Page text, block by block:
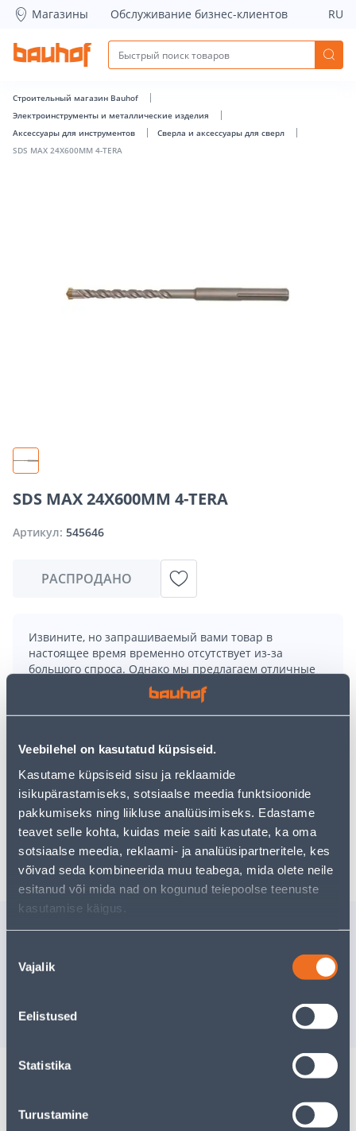
Veebilehel on kasutatud küpsiseid.
Kasutame küpsiseid sisu ja reklaamide
isikupärastamiseks, sotsiaalse meedia funktsioonide
pakkumiseks ning liikluse analüüsimiseks. Edastame
teavet selle kohta, kuidas meie saiti kasutate, ka oma
sotsiaalse meedia, reklaami- ja analüüsipartneritele, kes
võivad seda kombineerida muu teabega, mida olete neile
esitanud või mida nad on kogunud teiepoolse teenuste
kasutamise käigus.
valik
Vajalik
Eelistused
Statistika
Turustamine
SDS MAX 24X600MM 4-TERA - Bauhof has loaded
Магазины Обслуживание бизнес-клиентов RU
Строительный магазин Bauhof
Электроинструменты и металлические изделия
Аксессуары для инструментов
Сверла и аксессуары для сверл
SDS MAX 24X600MM 4-TERA
SDS MAX 24X600MM 4-TERA
Артикул: 545646
РАСПРОДАНО
Извините, но запрашиваемый вами товар в
настоящее время временно отсутствует из-за
большого спроса. Однако мы предлагаем отличные
альтернативы из той же
категории товаров
могут вам понравиться!
Но ваш шопинг не должен заканчиваться здесь - вы
главную страницуили используя нашу мощную
варианты. Удачных покупок!
Доставка невозможна
TERA